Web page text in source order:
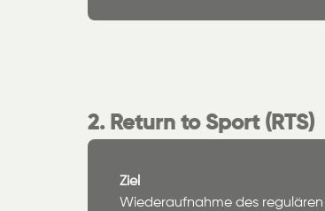
2. Return to Sport (RTS)
Ziel
Wiederaufnahme des